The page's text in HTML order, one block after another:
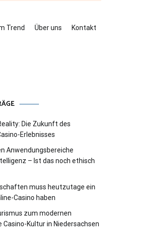
Trend Über uns Kontakt
Die Zukunft des
Erlebnisses
Anwendungsbereiche
– Ist das noch ethisch
muss heutzutage ein
Casino haben
zum modernen
Casino-Kultur in Niedersachsen